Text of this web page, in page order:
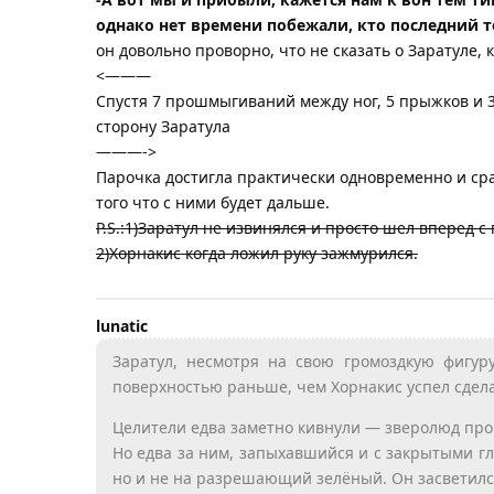
однако нет времени побежали, кто последний
он довольно проворно, что не сказать о
<———
Спустя 7 прошмыгиваний между ног, 5 прыжков и
сторону Заратула
———->
Парочка достигла практически одновременно и
того что с ними будет дальше.
P.S.:1)Заратул не извинялся и просто шел вперед
2)Хорнакис когда ложил руку зажмурился.
lunatic
Заратул, несмотря на свою громоздкую
поверхностью раньше, чем Хорнакис успел
Целители едва заметно кивнули — зверолюд
Но едва за ним, запыхавшийся и с закрытыми
но и не на разрешающий зелёный. Он